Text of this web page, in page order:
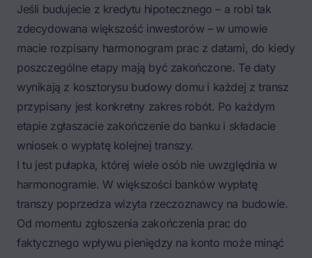
Jeśli budujecie z kredytu hipotecznego – a robi tak
zdecydowana większość inwestorów – w umowie
macie rozpisany harmonogram prac z datami, do kiedy
poszczególne etapy mają być zakończone. Te daty
wynikają z kosztorysu budowy domu i każdej z transz
przypisany jest konkretny zakres robót. Po każdym
etapie zgłaszacie zakończenie do banku i składacie
wniosek o wypłatę kolejnej transzy.
I tu jest pułapka, której wiele osób nie uwzględnia w
harmonogramie. W większości banków wypłatę
transzy poprzedza wizyta rzeczoznawcy na budowie.
Od momentu zgłoszenia zakończenia prac do
faktycznego wpływu pieniędzy na konto może minąć